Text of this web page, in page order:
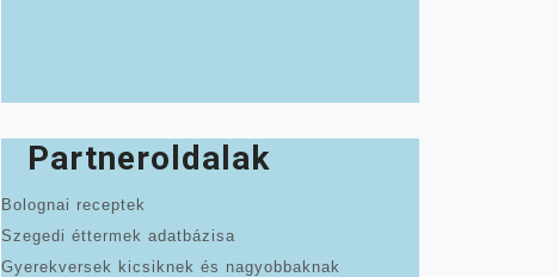
Partneroldalak
Bolognai receptek
Szegedi éttermek adatbázisa
Gyerekversek kicsiknek és nagyobbaknak